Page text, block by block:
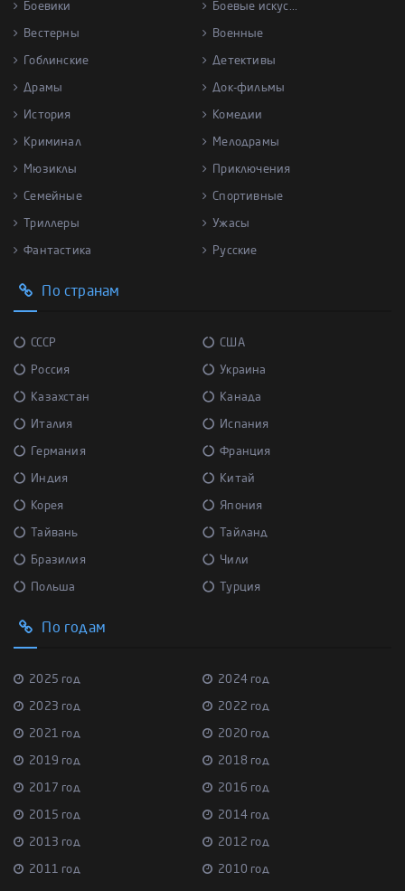
Боевики Боевые искус...
Вестерны Военные
Гоблинские Детективы
Драмы Док-фильмы
История Комедии
Криминал Мелодрамы
Мюзиклы Приключения
Семейные Спортивные
Триллеры Ужасы
Фантастика Русские
По странам
СССР США
Россия Украина
Казахстан Канада
Италия Испания
Германия Франция
Индия Китай
Корея Япония
Тайвань Тайланд
Бразилия Чили
Польша Турция
По годам
2025 год 2024 год
2023 год 2022 год
2021 год 2020 год
2019 год 2018 год
2017 год 2016 год
2015 год 2014 год
2013 год 2012 год
2011 год 2010 год